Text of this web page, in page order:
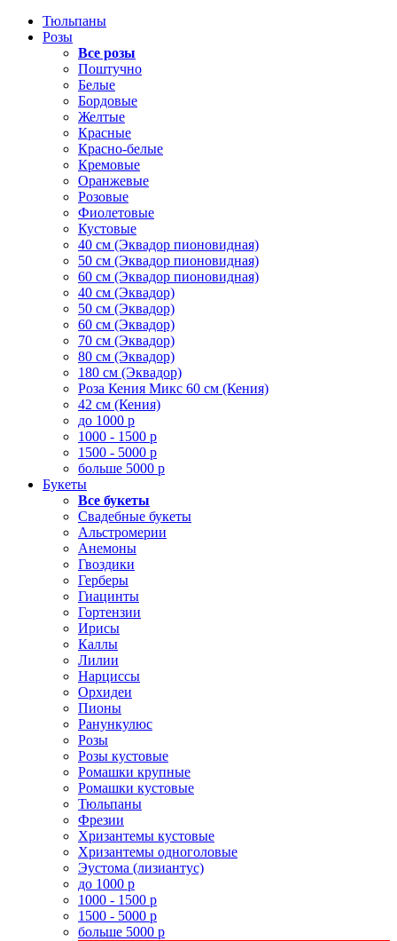
Тюльпаны
Розы
Все розы
Поштучно
Белые
Бордовые
Желтые
Красные
Красно-белые
Кремовые
Оранжевые
Розовые
Фиолетовые
Кустовые
40 см (Эквадор пионовидная)
50 см (Эквадор пионовидная)
60 см (Эквадор пионовидная)
40 см (Эквадор)
50 см (Эквадор)
60 см (Эквадор)
70 см (Эквадор)
80 см (Эквадор)
180 см (Эквадор)
Роза Кения Микс 60 см (Кения)
42 см (Кения)
до 1000 р
1000 - 1500 р
1500 - 5000 р
больше 5000 р
Букеты
Все букеты
Свадебные букеты
Альстромерии
Анемоны
Гвоздики
Герберы
Гиацинты
Гортензии
Ирисы
Каллы
Лилии
Нарциссы
Орхидеи
Пионы
Ранункулюс
Розы
Розы кустовые
Ромашки крупные
Ромашки кустовые
Тюльпаны
Фрезии
Хризантемы кустовые
Хризантемы одноголовые
Эустома (лизиантус)
до 1000 р
1000 - 1500 р
1500 - 5000 р
больше 5000 р